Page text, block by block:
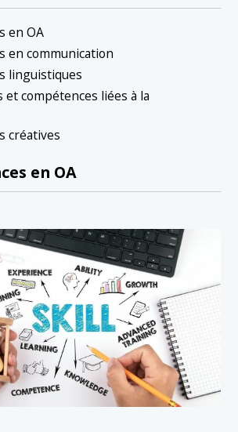
en OA
en communication
linguistiques
et compétences liées à la
créatives
en OA